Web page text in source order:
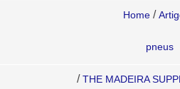
Home /
pneus
/ THE MADEIRA